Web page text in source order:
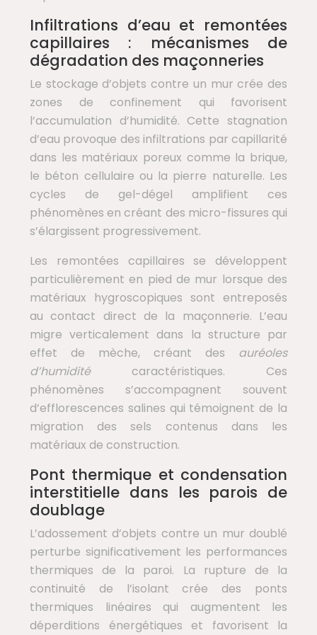
Infiltrations d’eau et remontées
capillaires : mécanismes de
dégradation des maçonneries
Le stockage d’objets contre un mur crée des
zones de confinement qui favorisent
l’accumulation d’humidité. Cette stagnation
d’eau provoque des infiltrations par capillarité
dans les matériaux poreux comme la brique,
le béton cellulaire ou la pierre naturelle. Les
cycles de gel-dégel amplifient ces
phénomènes en créant des micro-fissures qui
s’élargissent progressivement.
Les remontées capillaires se développent
particulièrement en pied de mur lorsque des
matériaux hygroscopiques sont entreposés
au contact direct de la maçonnerie. L’eau
migre verticalement dans la structure par
effet de mèche, créant des auréoles
d’humidité caractéristiques. Ces
phénomènes s’accompagnent souvent
d’efflorescences salines qui témoignent de la
migration des sels contenus dans les
matériaux de construction.
Pont thermique et condensation
interstitielle dans les parois de
doublage
L’adossement d’objets contre un mur doublé
perturbe significativement les performances
thermiques de la paroi. La rupture de la
continuité de l’isolant crée des ponts
thermiques linéaires qui augmentent les
déperditions énergétiques et favorisent la